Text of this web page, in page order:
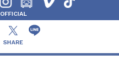
OFFICIAL
SHARE